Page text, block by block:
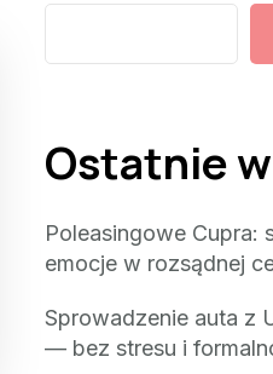
Ostatnie
Poleasingowe Cupra:
emocje w rozsądnej
Sprowadzenie auta z
— bez stresu i